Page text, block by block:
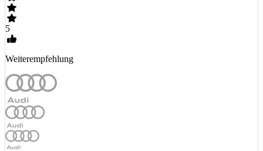
5
Weiterempfehlung